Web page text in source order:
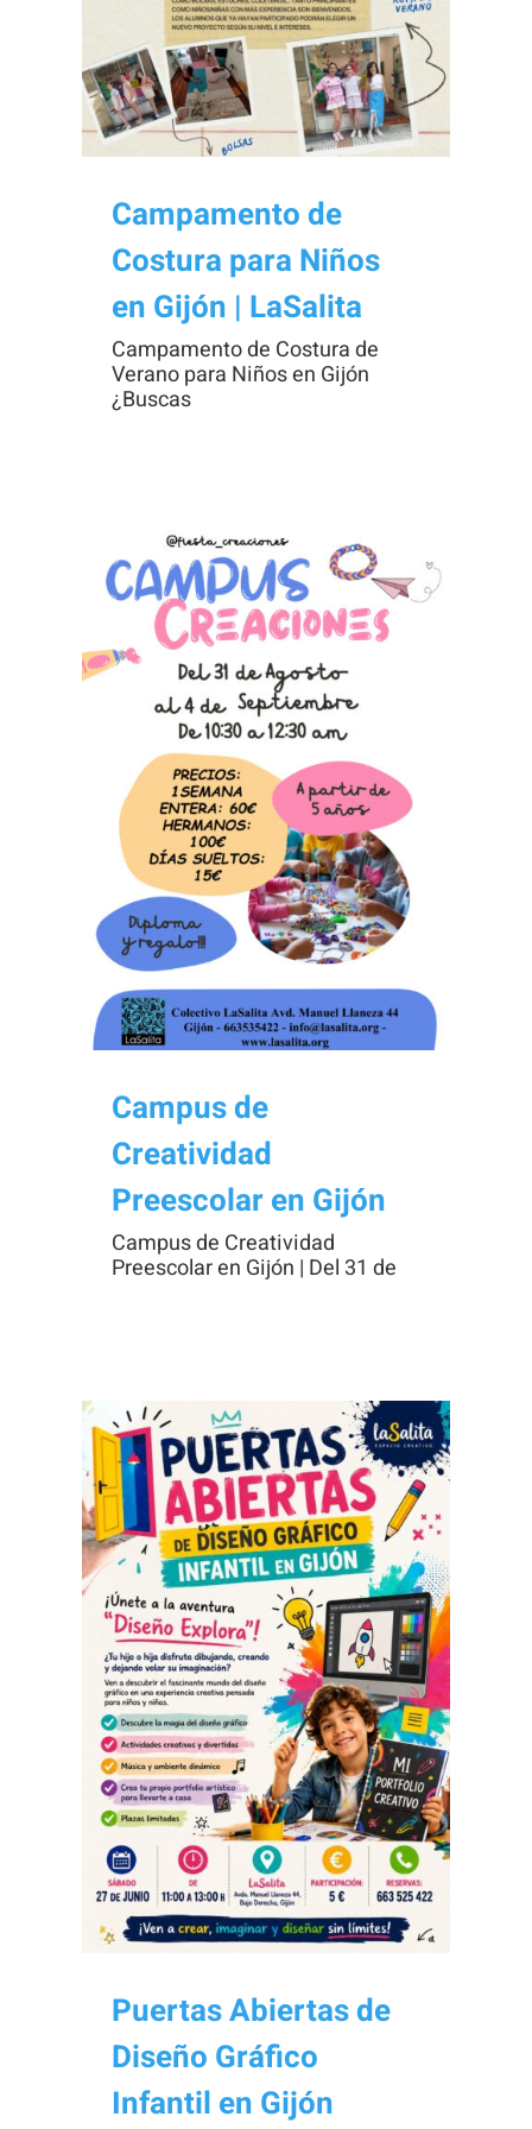
Campamento de
Costura para Niños
en Gijón | LaSalita
Campamento de Costura de
Verano para Niños en Gijón
¿Buscas
Campus de
Creatividad
Preescolar en Gijón
Campus de Creatividad
Preescolar en Gijón | Del 31 de
Puertas Abiertas de
Diseño Gráfico
Infantil en Gijón
Necesarias
Estas
cookies no
son
opcionales.
Son
necesarias
para que
funcione la
Para que
podamos
mejorar la
funcionalidad
y estructura
de la web, en
base a cómo
se usa la
web.
Experiencia
Para que
nuestra web
funcione lo
mejor posible
durante tu
algunas
funcionalidades
desaparecerán
de la web.